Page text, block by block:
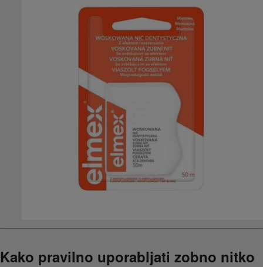
Kako pravilno uporabljati zobno nitko